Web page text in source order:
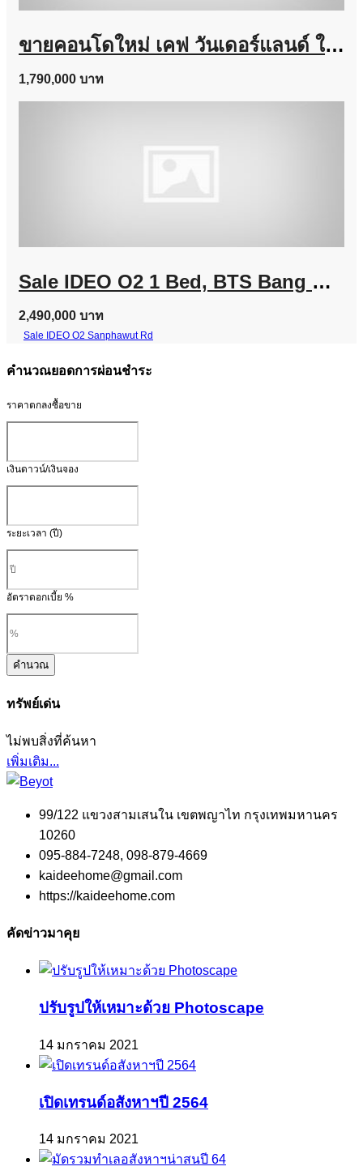
ขายคอนโดใหม่ เคฟ วันเดอร์แลนด์ ใกล้ ม.ธรรมศาสตร์ แต่งครบ พร้อมอยู่ เลี้ยงสัตว์ได้ โทร 0616161426
1,790,000 บาท
Sale IDEO O2 1 Bed, BTS Bang Na Line @757zwvfy
2,490,000 บาท
Sale IDEO O2 Sanphawut Rd
คำนวณยอดการผ่อนชำระ
ราคาตกลงซื้อขาย
เงินดาวน์/เงินจอง
ระยะเวลา (ปี)
อัตราดอกเบี้ย %
คำนวณ
ทรัพย์เด่น
ไม่พบสิ่งที่ค้นหา
เพิ่มเติม...
99/122 แขวงสามเสนใน เขตพญาไท กรุงเทพมหานคร
10260
095-884-7248, 098-879-4669
kaideehome@gmail.com
https://kaideehome.com
คัดข่าวมาคุย
ปรับรูปให้เหมาะด้วย Photoscape
14 มกราคม 2021
เปิดเทรนด์อสังหาฯปี 2564
14 มกราคม 2021